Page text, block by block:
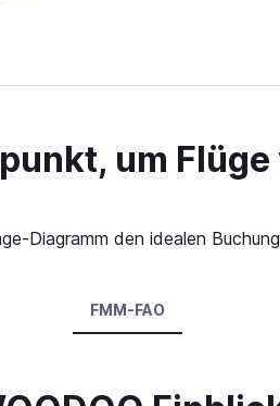
um
Diagramm den idealen
FMM-FAO